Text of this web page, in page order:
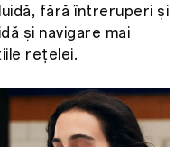
fără întreruperi și
și navigare mai
rețelei.